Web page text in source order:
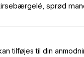
sprød
tilføjes til din